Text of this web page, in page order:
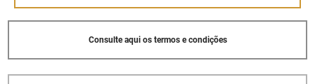
Consulte aqui os termos e condições